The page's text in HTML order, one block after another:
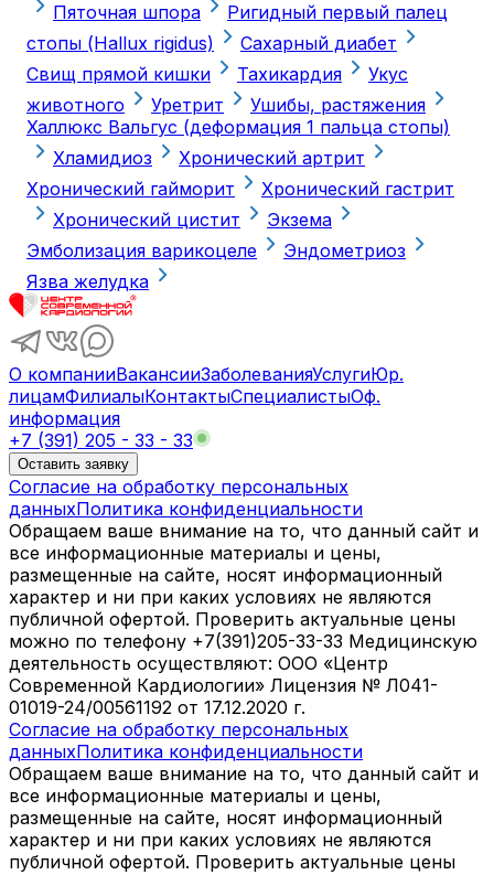
Пяточная шпора
Ригидный первый палец
стопы (Hallux rigidus)
Сахарный диабет
Свищ прямой кишки
Тахикардия
Укус
животного
Уретрит
Ушибы, растяжения
Халлюкс Вальгус (деформация 1 пальца стопы)
Хламидиоз
Хронический артрит
Хронический гайморит
Хронический гастрит
Хронический цистит
Экзема
Эмболизация варикоцеле
Эндометриоз
Язва желудка
О компанииВакансииЗаболеванияУслугиЮр.
лицамФилиалыКонтактыСпециалистыОф.
информация
+7 (391) 205 - 33 - 33
Оставить заявку
Согласие на обработку персональных
данныхПолитика конфиденциальности
Обращаем ваше внимание на то, что данный сайт и
все информационные материалы и цены,
размещенные на сайте, носят информационный
характер и ни при каких условиях не являются
публичной офертой. Проверить актуальные цены
можно по телефону +7(391)205-33-33 Медицинскую
деятельность осуществляют: ООО «Центр
Современной Кардиологии» Лицензия № Л041-
01019-24/00561192 от 17.12.2020 г.
Согласие на обработку персональных
данныхПолитика конфиденциальности
Обращаем ваше внимание на то, что данный сайт и
все информационные материалы и цены,
размещенные на сайте, носят информационный
характер и ни при каких условиях не являются
публичной офертой. Проверить актуальные цены